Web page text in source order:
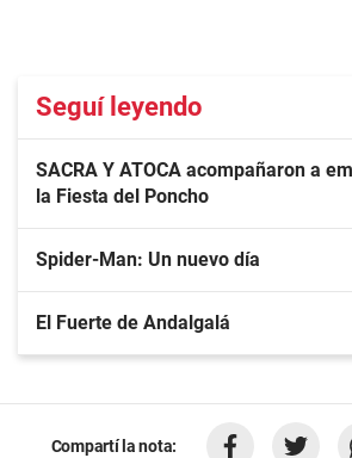
Seguí leyendo
SACRA Y ATOCA acompañaron a
la Fiesta del Poncho
Spider-Man: Un nuevo día
El Fuerte de Andalgalá
Compartí la nota: